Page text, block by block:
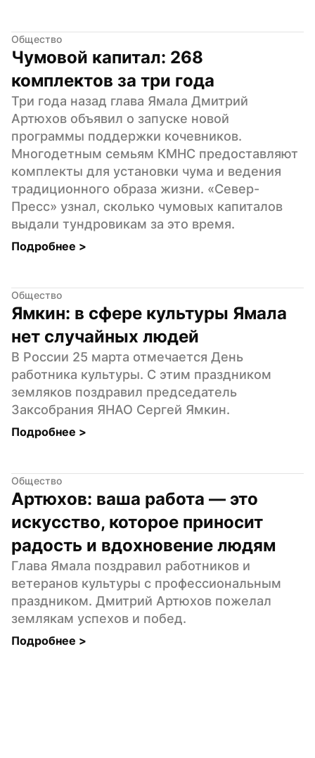
Общество
Чумовой капитал: 268
комплектов за три года
Три года назад глава Ямала Дмитрий
Артюхов объявил о запуске новой
программы поддержки кочевников.
Многодетным семьям КМНС предоставляют
комплекты для установки чума и ведения
традиционного образа жизни. «Север-
Пресс» узнал, сколько чумовых капиталов
выдали тундровикам за это время.
Подробнее >
Общество
Ямкин: в сфере культуры Ямала
нет случайных людей
В России 25 марта отмечается День
работника культуры. С этим праздником
земляков поздравил председатель
Заксобрания ЯНАО Сергей Ямкин.
Подробнее >
Общество
Артюхов: ваша работа — это
искусство, которое приносит
радость и вдохновение людям
Глава Ямала поздравил работников и
ветеранов культуры с профессиональным
праздником. Дмитрий Артюхов пожелал
землякам успехов и побед.
Подробнее >